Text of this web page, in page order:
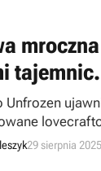
Unfrozen
29 sierpnia